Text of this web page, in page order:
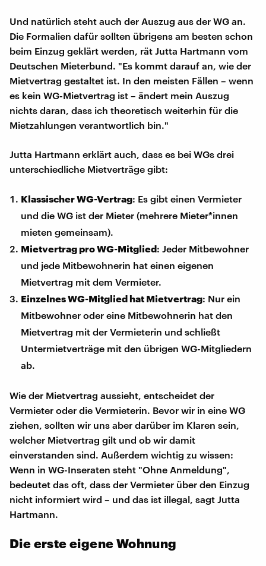
Und natürlich steht auch der Auszug aus der WG an.
Die Formalien dafür sollten übrigens am besten schon
beim Einzug geklärt werden, rät Jutta Hartmann vom
Deutschen Mieterbund. "Es kommt darauf an, wie der
Mietvertrag gestaltet ist. In den meisten Fällen – wenn
es kein WG-Mietvertrag ist – ändert mein Auszug
nichts daran, dass ich theoretisch weiterhin für die
Mietzahlungen verantwortlich bin."
Jutta Hartmann erklärt auch, dass es bei WGs drei
unterschiedliche Mietverträge gibt:
Klassischer WG-Vertrag: Es gibt einen Vermieter
und die WG ist der Mieter (mehrere Mieter*innen
mieten gemeinsam).
Mietvertrag pro WG-Mitglied: Jeder Mitbewohner
und jede Mitbewohnerin hat einen eigenen
Mietvertrag mit dem Vermieter.
Einzelnes WG-Mitglied hat Mietvertrag: Nur ein
Mitbewohner oder eine Mitbewohnerin hat den
Mietvertrag mit der Vermieterin und schließt
Untermietverträge mit den übrigen WG-Mitgliedern
ab.
Wie der Mietvertrag aussieht, entscheidet der
Vermieter oder die Vermieterin. Bevor wir in eine WG
ziehen, sollten wir uns aber darüber im Klaren sein,
welcher Mietvertrag gilt und ob wir damit
einverstanden sind. Außerdem wichtig zu wissen:
Wenn in WG-Inseraten steht "Ohne Anmeldung",
bedeutet das oft, dass der Vermieter über den Einzug
nicht informiert wird – und das ist illegal, sagt Jutta
Hartmann.
Die erste eigene Wohnung